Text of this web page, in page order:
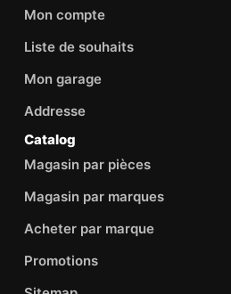
Mon compte
Liste de souhaits
Mon garage
Addresse
Catalog
Magasin par pièces
Magasin par marques
Acheter par marque
Promotions